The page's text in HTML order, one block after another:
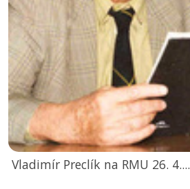
Vladimír Preclík na RMU 26. 4....